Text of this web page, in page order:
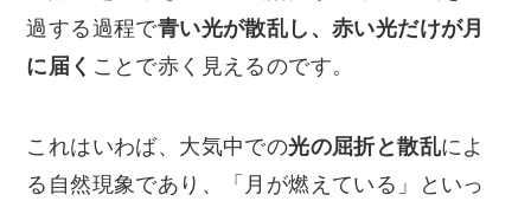
過する過程で青い光が散乱し、赤い光だけが月
に届く ことで赤く見えるのです。
これはいわば、大気中での光の屈折と散乱によ
る自然現象であり、「月が燃えている」といっ